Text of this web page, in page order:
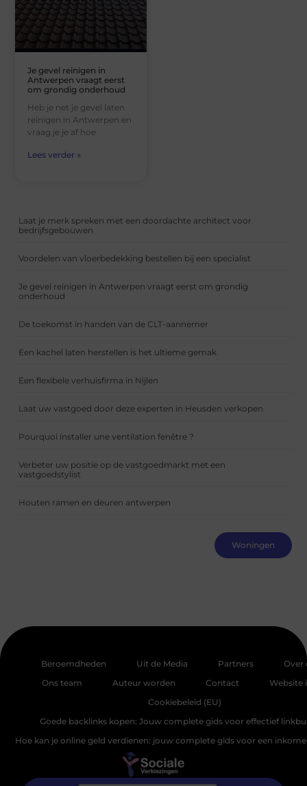
Je gevel reinigen in
Antwerpen vraagt eerst
om grondig onderhoud
Heb je net je gevel laten
reinigen in Antwerpen en
vraag je je af hoe
Lees verder »
Laat je merk spreken met een doordachte architect voor
bedrijfsgebouwen
Voordelen van vloerbedekking bestellen bij een specialist
Je gevel reinigen in Antwerpen vraagt eerst om grondig
onderhoud
De toekomst in handen van de CLT-aannemer
Een kachel laten herstellen is het ultieme gemak
Een flexibele verhuisfirma in Nijlen
Laat uw vastgoed door deze experten in Heusden verkopen
Pourquoi installer une ventilation fenêtre ?
Verbeter uw positie op de vastgoedmarkt met een
vastgoedstylist
Houten ramen en deuren antwerpen
Woningen
Beroemdheden Uit de Media Partners
Over
Ons team
Auteur worden Contact
Website
Cookiebeleid (EU)
Goede backlinks kopen: Jouw complete gids voor effectief
Hoe kan je online geld verdienen: jouw complete gids voor een